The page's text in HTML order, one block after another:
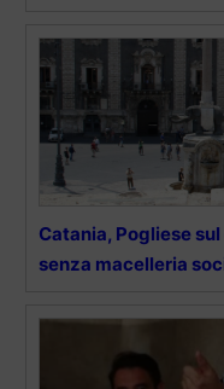
Catania, Pogliese
senza macelleria